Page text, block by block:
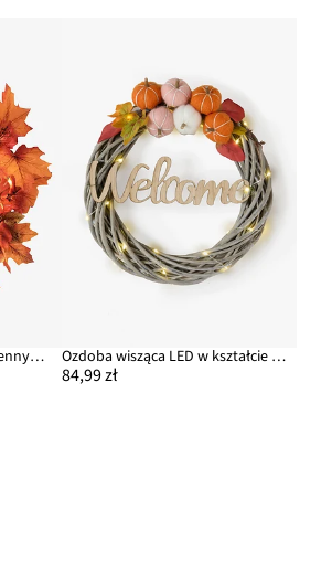
Wieniec na drzwi LED z jesiennymi motywami Ozdoba wisząca LED w kształcie wieńca z dyniami na drzwi
84,99 zł